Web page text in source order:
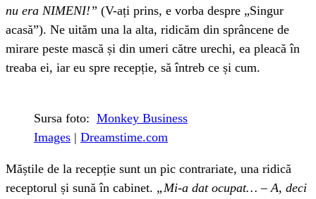
nu era NIMENI!” (V-ați prins, e vorba despre „Singur
acasă”). Ne uităm una la alta, ridicăm din sprâncene de
mirare peste mască și din umeri către urechi, ea pleacă în
treaba ei, iar eu spre recepție, să întreb ce și cum.
Sursa foto: Monkey Business
Images | Dreamstime.com
Măștile de la recepție sunt un pic contrariate, una ridică
receptorul și sună în cabinet. „Mi-a dat ocupat… – A, deci